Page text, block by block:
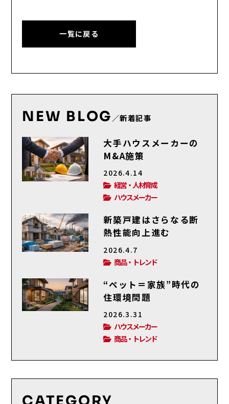
一覧に戻る
NEW BLOG／新着記事
大手ハウスメーカーの
M&A施策
2026.4.14
経営・人材育成
ハウスメーカー
新築戸建はさらなる断
熱性能向上進む
2026.4.7
商品・トレンド
“ペット＝家族”時代の
住環境問題
2026.3.31
ハウスメーカー
商品・トレンド